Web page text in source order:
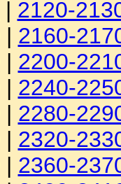
| 2120-
| 2160-
| 2200-
| 2240-
| 2280-
| 2320-
| 2360-